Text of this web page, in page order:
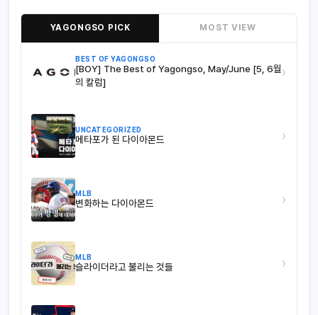
YAGONGSO PICK MOST VIEW
BEST OF YAGONGSO
[BOY] The Best of Yagongso, May/June [5, 6월
의 칼럼]
›
UNCATEGORIZED
메타포가 된 다이아몬드 ›
MLB
변화하는 다이아몬드 ›
MLB
슬라이더라고 불리는 것들 ›